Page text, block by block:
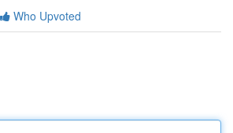
Who Upvoted